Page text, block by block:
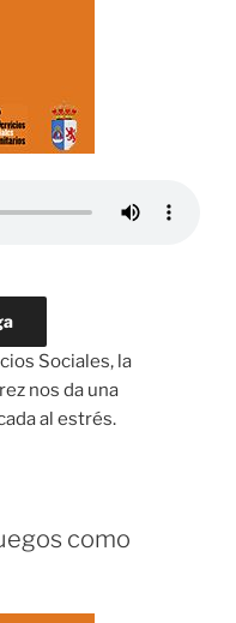
Sociales, la
nos da una
al estrés.
como